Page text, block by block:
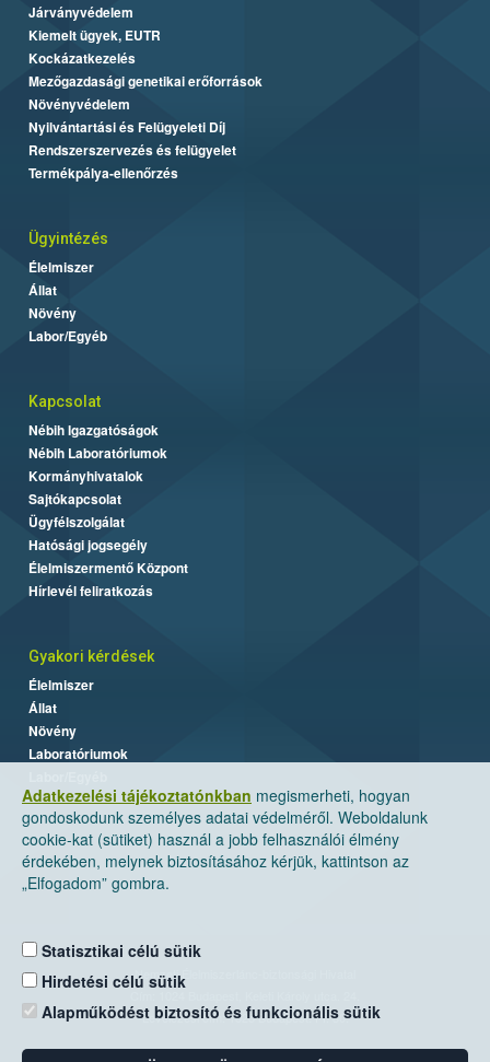
Adatkezelési tájékoztatónkban megismerheti, hogyan
gondoskodunk személyes adatai védelméről. Weboldalunk
cookie-kat (sütiket) használ a jobb felhasználói élmény
érdekében, melynek biztosításához kérjük, kattintson az
„Elfogadom” gombra.
Statisztikai célú sütik
Hirdetési célú sütik
Alapműködést biztosító és funkcionális sütik
Járványvédelem
Kiemelt ügyek, EUTR
Kockázatkezelés
Mezőgazdasági genetikai erőforrások
Növényvédelem
Nyilvántartási és Felügyeleti Díj
Rendszerszervezés és felügyelet
Termékpálya-ellenőrzés
Ügyintézés
Élelmiszer
Állat
Növény
Labor/Egyéb
Kapcsolat
Nébih Igazgatóságok
Nébih Laboratóriumok
Kormányhivatalok
Sajtókapcsolat
Ügyfélszolgálat
Hatósági jogsegély
Élelmiszermentő Központ
Hírlevél feliratkozás
Gyakori kérdések
Élelmiszer
Állat
Növény
Laboratóriumok
Nemzeti Élelmiszerlánc-biztonsági Hivatal
Levelezési cím: 1525 Budapest. Pf. 30.